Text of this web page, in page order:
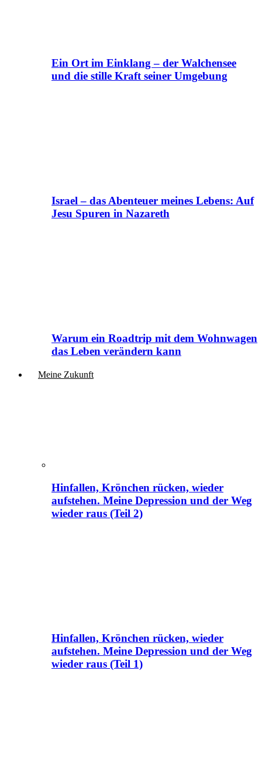
Ein Ort im Einklang – der Walchensee
und die stille Kraft seiner Umgebung
Israel – das Abenteuer meines Lebens: Auf
Jesu Spuren in Nazareth
Warum ein Roadtrip mit dem Wohnwagen
das Leben verändern kann
Meine Zukunft
Hinfallen, Krönchen rücken, wieder
aufstehen. Meine Depression und der Weg
wieder raus (Teil 2)
Hinfallen, Krönchen rücken, wieder
aufstehen. Meine Depression und der Weg
wieder raus (Teil 1)